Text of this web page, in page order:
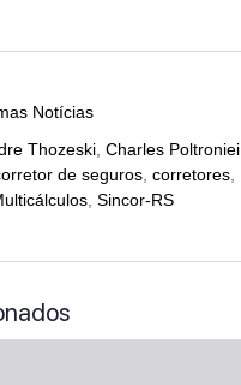
Notícias
Thozeski Charles Poltroniei
de seguros corretores
Sincor-RS